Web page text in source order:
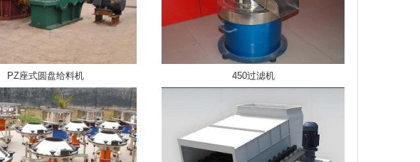
PZ座式圆盘给料机 450过滤机